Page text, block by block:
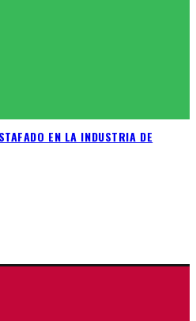
EN LA INDUSTRIA DE